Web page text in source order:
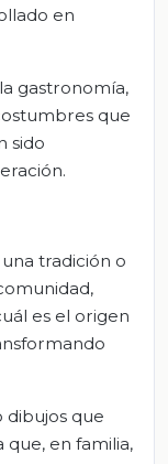
en
gastronomía,
que
sido
tradición o
es el origen
dibujos que
en familia,